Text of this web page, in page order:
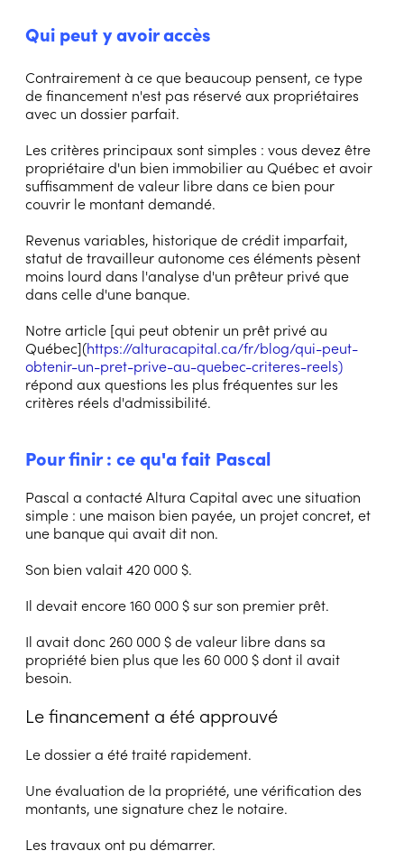
Qui peut y avoir accès
Contrairement à ce que beaucoup pensent, ce type
de financement n'est pas réservé aux propriétaires
avec un dossier parfait.
Les critères principaux sont simples : vous devez être
propriétaire d'un bien immobilier au Québec et avoir
suffisamment de valeur libre dans ce bien pour
couvrir le montant demandé.
Revenus variables, historique de crédit imparfait,
statut de travailleur autonome ces éléments pèsent
moins lourd dans l'analyse d'un prêteur privé que
dans celle d'une banque.
Notre article [qui peut obtenir un prêt privé au
Québec](https://alturacapital.ca/fr/blog/qui-peut-
obtenir-un-pret-prive-au-quebec-criteres-reels)
répond aux questions les plus fréquentes sur les
critères réels d'admissibilité.
Pour finir : ce qu'a fait Pascal
Pascal a contacté Altura Capital avec une situation
simple : une maison bien payée, un projet concret, et
une banque qui avait dit non.
Son bien valait 420 000 $.
Il devait encore 160 000 $ sur son premier prêt.
Il avait donc 260 000 $ de valeur libre dans sa
propriété bien plus que les 60 000 $ dont il avait
besoin.
Le financement a été approuvé
Le dossier a été traité rapidement.
Une évaluation de la propriété, une vérification des
montants, une signature chez le notaire.
Les travaux ont pu démarrer.